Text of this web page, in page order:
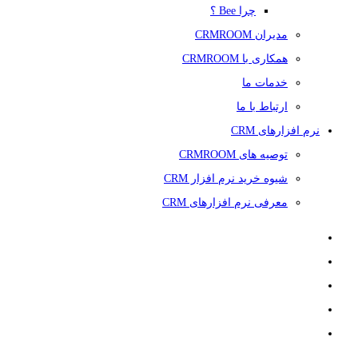
چرا Bee ؟
مدیران CRMROOM
همکاری با CRMROOM
خدمات ما
ارتباط با ما
نرم افزارهای CRM
توصیه های CRMROOM
شیوه خرید نرم افزار CRM
معرفی نرم افزارهای CRM